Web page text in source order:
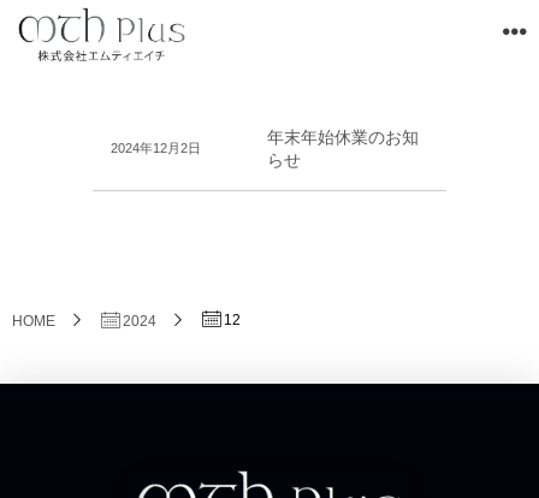
2024年12月2日
年末年始休業のお知
らせ
HOME 2024 12